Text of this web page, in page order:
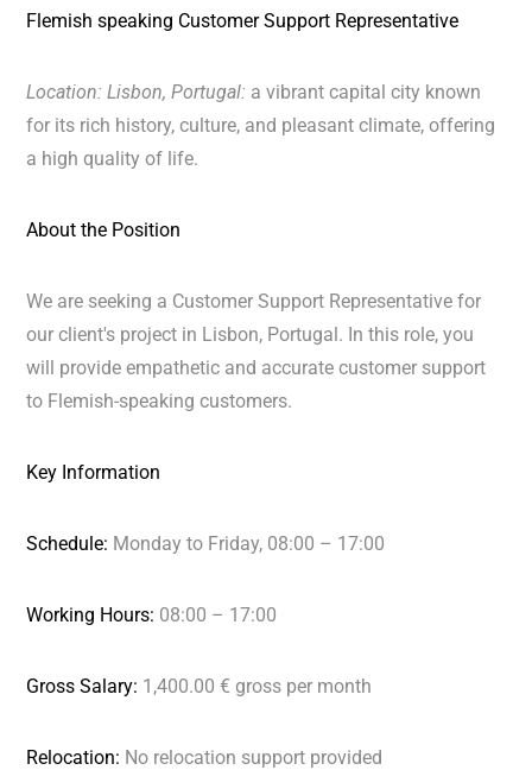
Flemish speaking Customer Support Representative
Location: Lisbon, Portugal: a vibrant capital city known
for its rich history, culture, and pleasant climate, offering
a high quality of life.
About the Position
We are seeking a Customer Support Representative for
our client's project in Lisbon, Portugal. In this role, you
will provide empathetic and accurate customer support
to Flemish-speaking customers.
Key Information
Schedule: Monday to Friday, 08:00 – 17:00
Working Hours: 08:00 – 17:00
Gross Salary: 1,400.00 € gross per month
Relocation: No relocation support provided